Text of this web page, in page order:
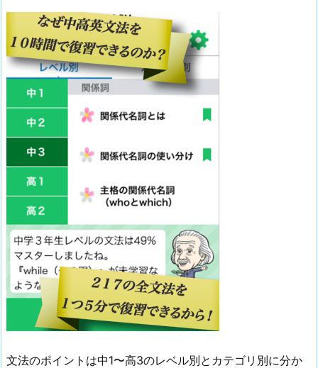
文法のポイントは中1〜高3のレベル別とカテゴリ別に分か